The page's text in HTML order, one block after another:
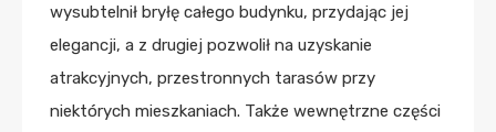
wysubtelnił bryłę całego budynku, przydając jej
elegancji, a z drugiej pozwolił na uzyskanie
atrakcyjnych, przestronnych tarasów przy
niektórych mieszkaniach. Także wewnętrzne części